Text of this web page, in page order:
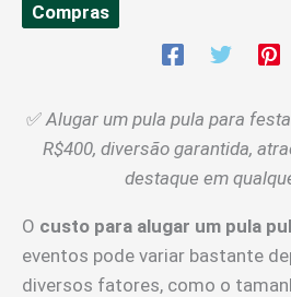
Compras
✅Alugar um pula pula para
R$400, diversão garantida,
destaque em
O custo para alugar um pula
eventos pode variar bastante
diversos fatores, como o